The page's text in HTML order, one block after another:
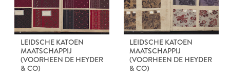
LEIDSCHE KATOEN
MAATSCHAPPIJ
(VOORHEEN DE HEYDER
& CO)
LEIDSCHE KATOEN
MAATSCHAPPIJ
(VOORHEEN DE HEYDER
& CO)